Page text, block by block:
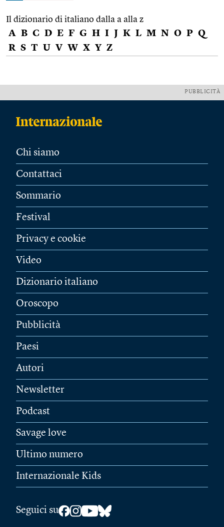
Il dizionario di italiano dalla a alla z
A B C D E F G H I J K L M N O P Q
R S T U V W X Y Z
PUBBLICITÀ
Chi siamo
Contattaci
Sommario
Festival
Privacy e cookie
Video
Dizionario italiano
Oroscopo
Pubblicità
Paesi
Autori
Newsletter
Podcast
Savage love
Ultimo numero
Internazionale Kids
Seguici su